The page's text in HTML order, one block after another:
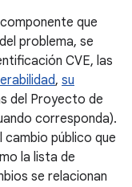
que
problema, se
CVE, las
, su
del Proyecto de
corresponda).
cambio público que
la lista de
se relacionan